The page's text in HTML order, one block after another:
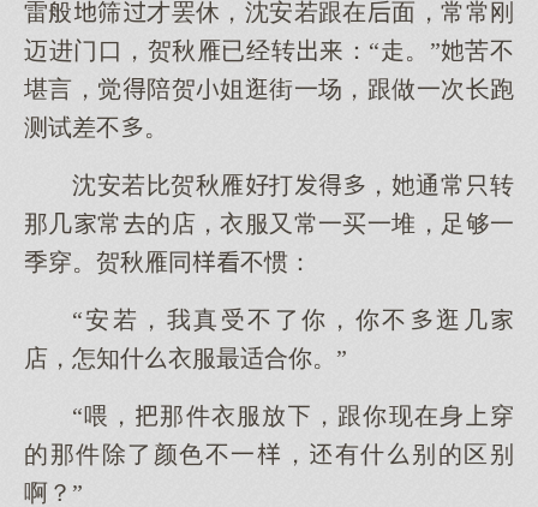
雷般筛才罢休，沈安若跟在面，常常刚
迈进门口，贺秋雁已经转：“走。”苦不
堪言，觉陪贺姐逛街一场，跟做一次长跑
测试差不。
沈安若比贺秋雁打，通常转
那几常的店，衣服又常一买一堆，足够一
季穿。贺秋雁同不惯：
“安若，我真受不了你，你不逛几
店，怎知什衣服最适合你。”
“喂，那件衣服放，跟你现在身穿
的那件除了颜色不一，有什别的区别
啊？”